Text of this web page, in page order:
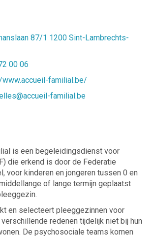
87/1 1200 Sint-Lambrechts-
00 06
familial.be/
familial.be
is een begeleidingsdienst voor
die erkend is door de Federatie
voor kinderen en jongeren tussen 0 en
of lange termijn geplaatst
en selecteert pleeggezinnen voor
redenen tijdelijk niet bij hun
De psychosociale teams komen